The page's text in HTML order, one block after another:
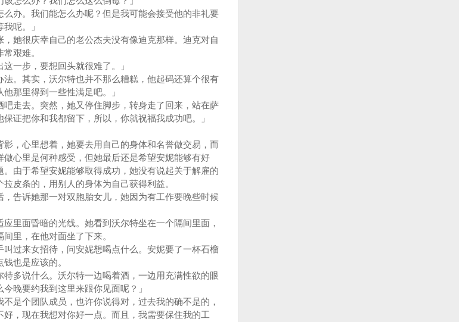
。我们能怎么办呢？但是我可能会接受他的非礼要
呢。」
很庆幸自己的老公杰夫没有像迪克那样。迪克对自
艰难。
一步，要想回头就很难了。」
其实，沃尔特也并不那么糟糕，他起码还算个很有
那里得到一些性满足吧。」
去。突然，她又停住脚步，转身走了回来，站在萨
证把你和我都留下，所以，你就祝福我成功吧。」
心里想着，她要去用自己的身体和名誉做交易，而
心里是何种感受，但她最后还是希望安妮能够有好
由于希望安妮能够取得成功，她没有说起关于解雇的
皮条的，用别人的身体为自己获得利益。
诉她那一对双胞胎女儿，她因为有工作要晚些时候
面昏暗的光线。她看到沃尔特坐在一个隔间里面，
里，在他对面坐了下来。
来女招待，问安妮想喝点什么。安妮要了一杯石榴
也是应该的。
说什么。沃尔特一边喝着酒，一边用充满性欲的眼
晚要约我到这里来跟你见面呢？」
个团队成员，也许你说得对，过去我的确不是的，
，现在我想对你好一点。而且，我需要保住我的工